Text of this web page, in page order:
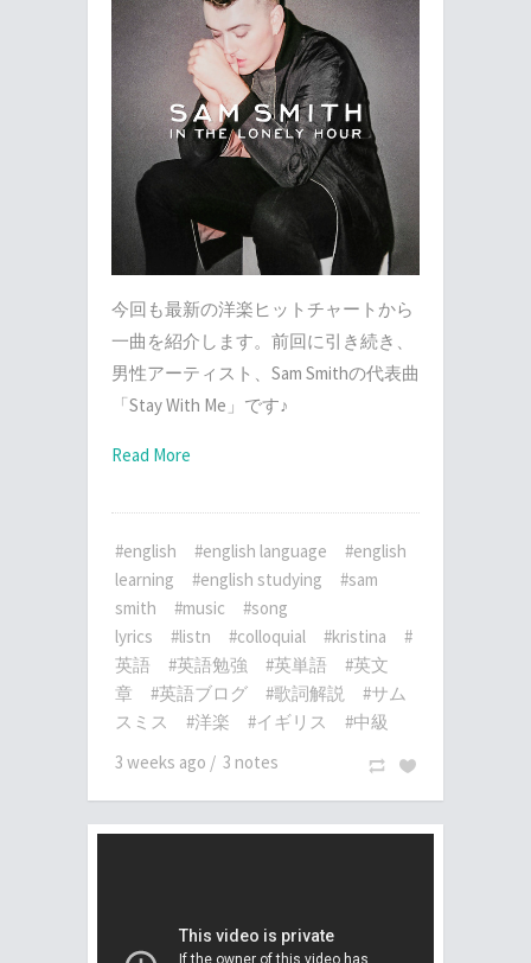
今回も最新の洋楽ヒットチャートから
一曲を紹介します。前回に引き続き、
男性アーティスト、Sam Smithの代表曲
「Stay With Me」です♪
Read More
#english #english language
#english
learning
#english studying
#sam
smith
#music
#song
lyrics
#listn #colloquial #kristina
#
英語
#英語勉強 #英単語
#英文
章
#英語ブログ #歌詞解説
#サム
スミス
#洋楽 #イギリス
#中級
3 weeks ago / 3 notes